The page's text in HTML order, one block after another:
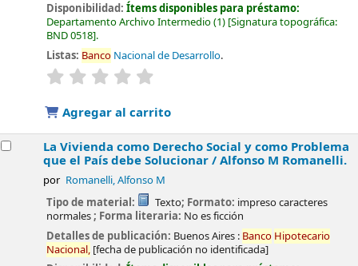
Disponibilidad:Ítems disponibles para préstamo:
Departamento Archivo Intermedio(1) Signatura topográfica:
BND 0518 .
Listas: Banco Nacional de Desarrollo.
valoración
Agregar al carrito
La Vivienda como Derecho Social y como Problema
que el País debe Solucionar /Alfonso M Romanelli.
por Romanelli, Alfonso M
Tipo de material: Texto; Formato: impreso caracteres
normales; Forma literaria: No es ficción
Detalles de publicación: Buenos Aires : Banco Hipotecario
Nacional, [fecha de publicación no identificada]